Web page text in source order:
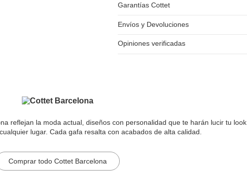
Garantías Cottet
Envíos y Devoluciones
Opiniones verificadas
reflejan la moda actual, diseños con personalidad que te harán lucir tu look
lugar. Cada gafa resalta con acabados de alta calidad.
Comprar todo Cottet Barcelona